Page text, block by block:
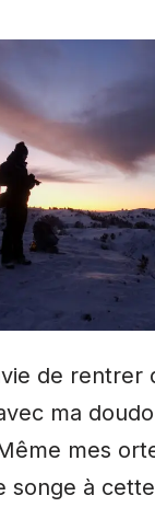
de rentrer
ma
mes
songe à